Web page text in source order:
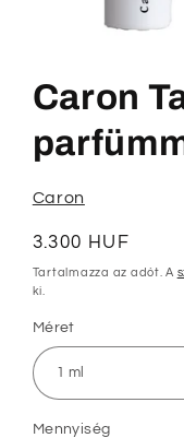
megnyitása
a
modális
párbeszédpanelen
Caron
Caron
Normál
ár
3.300 HUF
Tartalmazza az adót. A
ki.
Méret
Mennyiség